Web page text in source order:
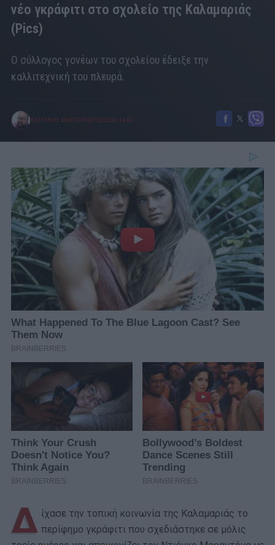
νέο γκράφιτι στο σχολείο της Καλαμαριάς
(Pics)
Ο σύλλογος γονέων του σχολείου έδειξε την
καλλιτεχνική του πλευρά.
ΒΑΓΓΕΛΗΣ ΧΑΝΤΖΗΣ 03/12/2020 14:55
Δ ίχασε την τοπική κοινωνία της Καλαμαριάς το
περίφημο γκράφιτι που σχεδιάστηκε σε μόλις